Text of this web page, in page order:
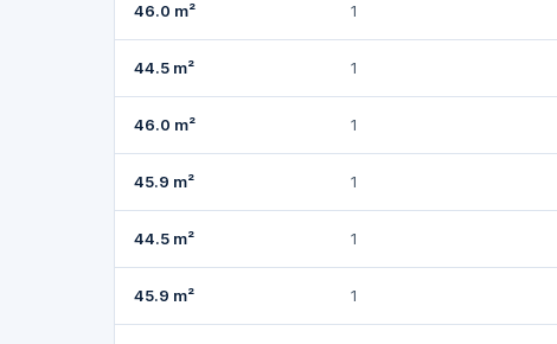
46.0 m² 1
44.5 m² 1
46.0 m² 1
45.9 m² 1
44.5 m² 1
45.9 m² 1